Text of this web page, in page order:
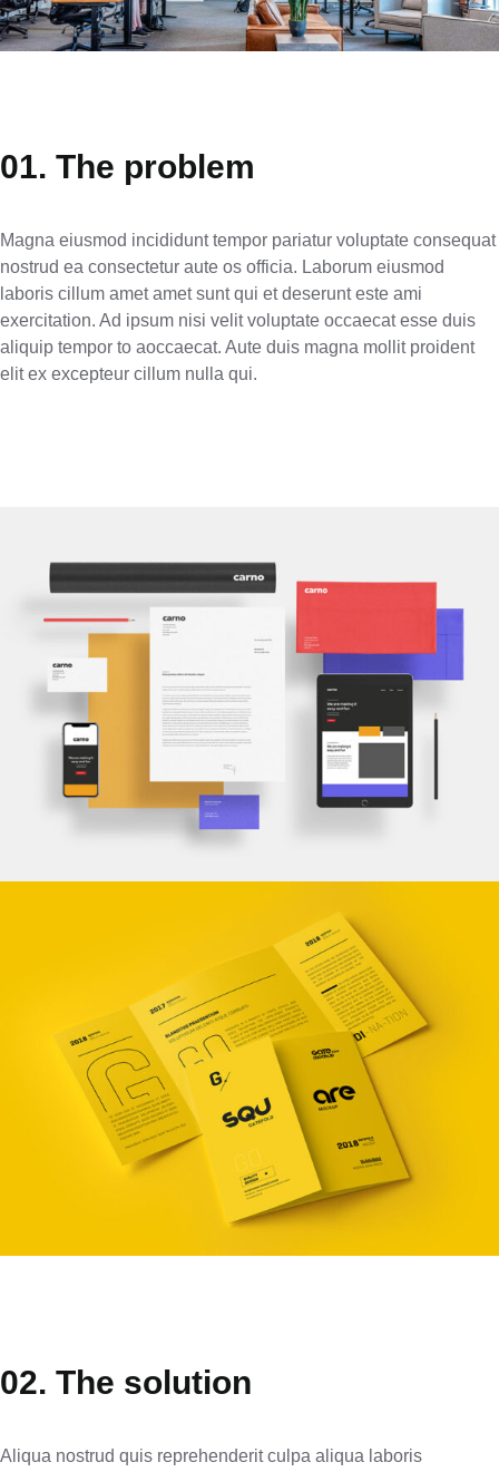
01. The problem
Magna eiusmod incididunt tempor pariatur voluptate consequat
nostrud ea consectetur aute os officia. Laborum eiusmod
laboris cillum amet amet sunt qui et deserunt este ami
exercitation. Ad ipsum nisi velit voluptate occaecat esse duis
aliquip tempor to aoccaecat. Aute duis magna mollit proident
elit ex excepteur cillum nulla qui.
02. The solution
Aliqua nostrud quis reprehenderit culpa aliqua laboris